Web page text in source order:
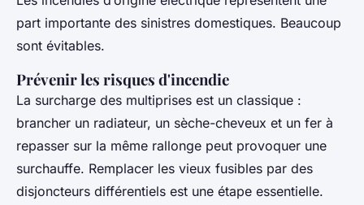
part importante des sinistres domestiques. Beaucoup
sont évitables.
Prévenir les risques d'incendie
La surcharge des multiprises est un classique :
brancher un radiateur, un sèche-cheveux et un fer à
repasser sur la même rallonge peut provoquer une
surchauffe. Remplacer les vieux fusibles par des
disjoncteurs différentiels est une étape essentielle.